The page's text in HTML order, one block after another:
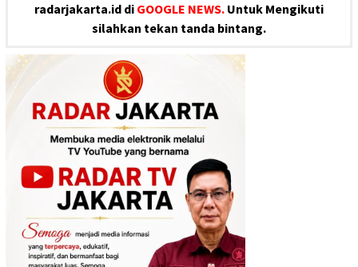
radarjakarta.id di GOOGLE NEWS. Untuk Mengikuti
silahkan tekan tanda bintang.